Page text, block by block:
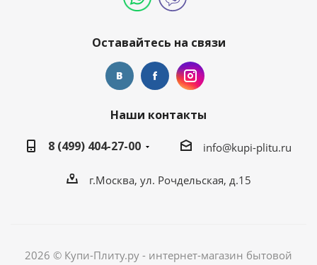
Оставайтесь на связи
Наши контакты
8 (499) 404-27-00
info@kupi-plitu.ru
г.Москва, ул. Рочдельская, д.15
2026 © Купи-Плиту.ру - интернет-магазин бытовой